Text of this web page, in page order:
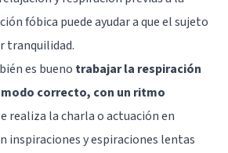
fóbica puede ayudar a que el sujeto
tranquilidad.
es bueno trabajar la respiración
correcto, con un ritmo
realiza la charla o actuación en
inspiraciones y espiraciones lentas